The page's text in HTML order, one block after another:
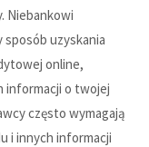
Niebankowi
uzyskania
online,
informacji o twojej
często wymagają
i innych informacji